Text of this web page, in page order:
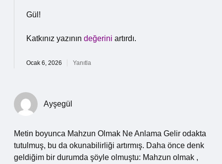
Gül!
Katkınız yazının değerini artırdı.
Ocak 6, 2026 Yanıtla
Ayşegül
Metin boyunca Mahzun Olmak Ne Anlama Gelir odakta
tutulmuş, bu da okunabilirliği artırmış. Daha önce denk
geldiğim bir durumda şöyle olmuştu: Mahzun olmak ,